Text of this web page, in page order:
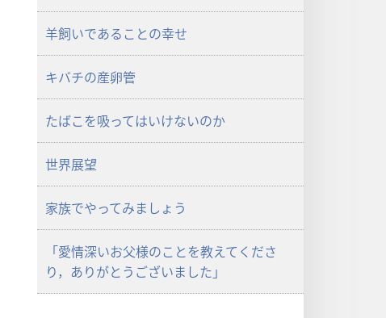
羊飼いであることの幸せ
キバチの産卵管
たばこを吸ってはいけないのか
世界展望
家族でやってみましょう
「愛情深いお父様のことを教えてくださ
り，ありがとうございました」